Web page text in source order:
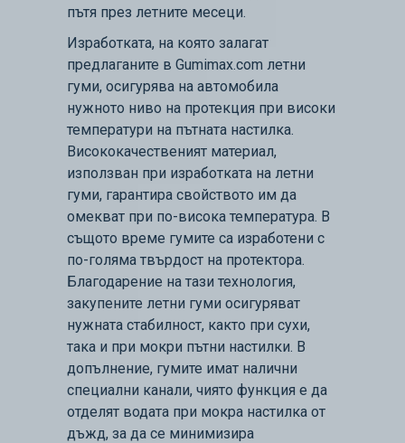
пътя през летните месеци.
Изработката, на която залагат
предлаганите в Gumimax.com летни
гуми, осигурява на автомобила
нужното ниво на протекция при високи
температури на пътната настилка.
Висококачественият материал,
използван при изработката на летни
гуми, гарантира свойството им да
омекват при по-висока температура. В
същото време гумите са изработени с
по-голяма твърдост на протектора.
Благодарение на тази технология,
закупените летни гуми осигуряват
нужната стабилност, както при сухи,
така и при мокри пътни настилки. В
допълнение, гумите имат налични
специални канали, чиято функция е да
отделят водата при мокра настилка от
дъжд, за да се минимизира